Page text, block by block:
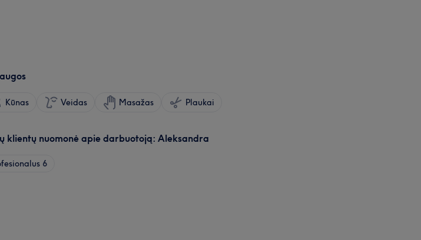
Kūnas Veidas Masažas Plaukai
klientų nuomonė apie darbuotoją: Aleksandra
6